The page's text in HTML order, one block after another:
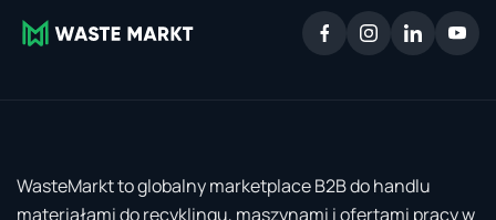
WasteMarkt to globalny marketplace B2B do handlu
materiałami do recyklingu, maszynami i ofertami pracy w